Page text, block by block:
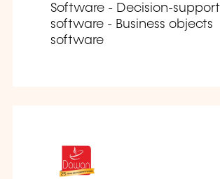
Software - Decision-support
software - Business objects
software